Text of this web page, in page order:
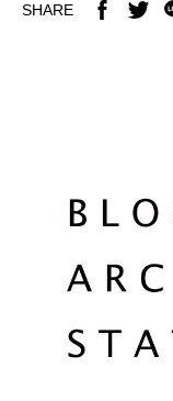
SHARE